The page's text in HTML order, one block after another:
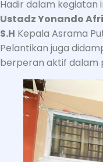
Hadir dalam kegiatan
Ustadz Yonando
S.H Kepala Asrama
Pelantikan juga
berperan aktif dalam